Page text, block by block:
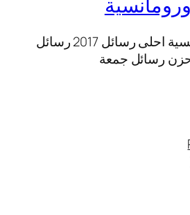
رسائل حب ورومانسية احلى رسائل 2017 رسائل
رسائل جمعة